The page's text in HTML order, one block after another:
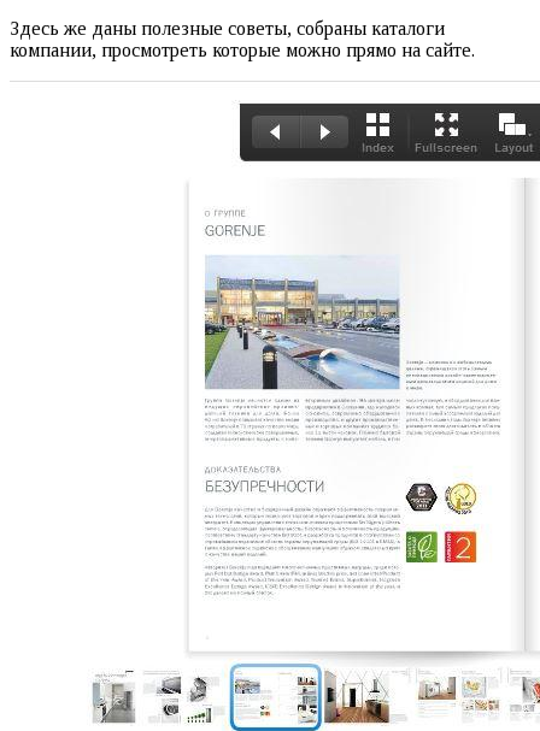
Здесь же даны полезные советы, собраны каталоги
компании, просмотреть которые можно прямо на сайте.